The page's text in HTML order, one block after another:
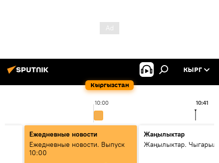
Кыргызстан
КЫРГ
10:00 10:41
Ежедневные новости
Ежедневные новости. Выпуск
10:00
Жаңылыктар
Жаңылыктар.